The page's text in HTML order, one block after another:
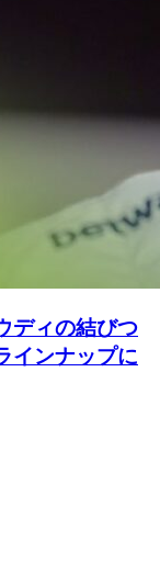
ディの結びつ
インナップに